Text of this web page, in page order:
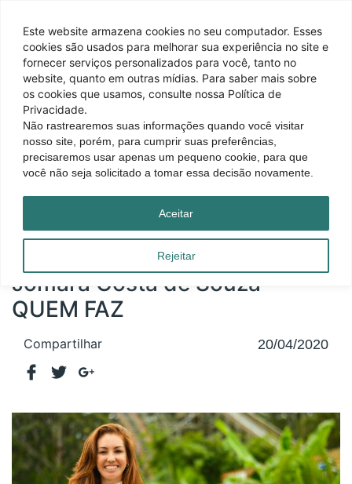
Este website armazena cookies no seu computador. Esses
cookies são usados ​​para melhorar sua experiência no site e
fornecer serviços personalizados para você, tanto no
website, quanto em outras mídias. Para saber mais sobre
os cookies que usamos, consulte nossa Política de
Privacidade.
Não rastrearemos suas informações quando você visitar
nosso site, porém, para cumprir suas preferências,
precisaremos usar apenas um pequeno cookie, para que
você não seja solicitado a tomar essa decisão novamente.
Rejeitar
Aceitar
Página inicial|Blog|Jomara Costa de Souza – QUEM FAZ
Jomara Costa de Souza –
QUEM FAZ
Compartilhar 20/04/2020